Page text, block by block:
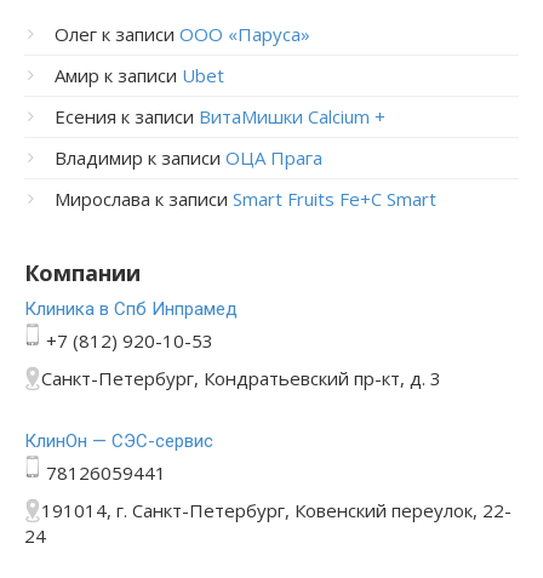
Олег к записи ООО «Паруса»
Амир к записи Ubet
Есения к записи ВитаМишки Calcium +
Владимир к записи ОЦА Прага
Мирослава к записи Smart Fruits Fe+C Smart
Компании
Клиника в Спб Инпрамед
+7 (812) 920-10-53
Санкт-Петербург, Кондратьевский пр-кт, д. 3
КлинОн — СЭС-сервис
78126059441
191014, г. Санкт-Петербург, Ковенский переулок, 22-
24